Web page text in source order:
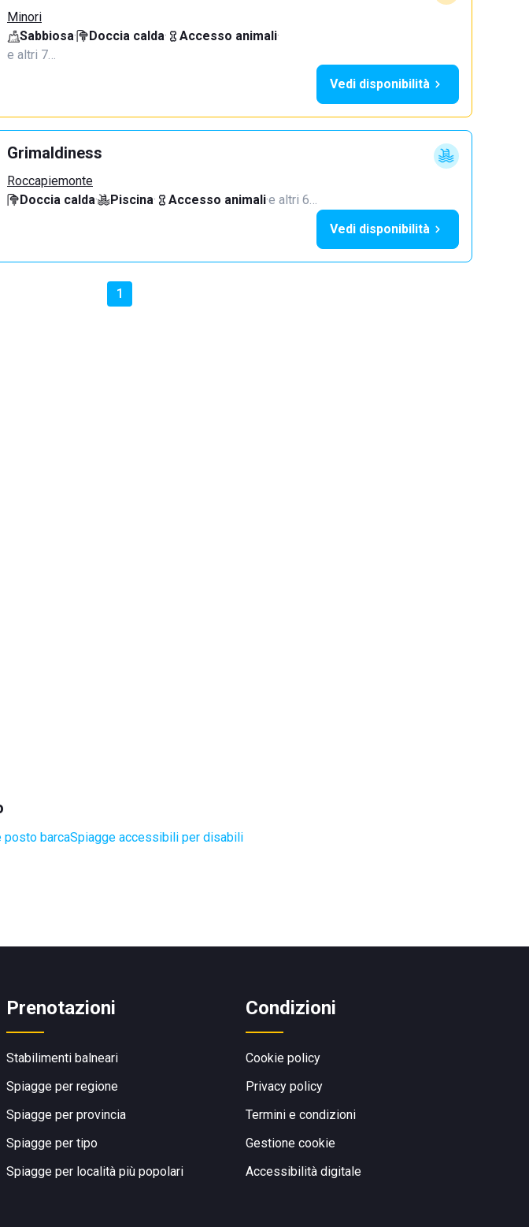
Minori
Sabbiosa· Doccia calda· Accesso animali·
e altri 7…
Vedi disponibilità
Grimaldiness
Roccapiemonte
Doccia calda· Piscina· Accesso animali·e altri 6…
Vedi disponibilità
1
posto barcaSpiagge accessibili per disabili
Prenotazioni
Stabilimenti balneari
Spiagge per regione
Spiagge per provincia
Spiagge per tipo
Spiagge per località più popolari
Condizioni
Cookie policy
Privacy policy
Termini e condizioni
Gestione cookie
Accessibilità digitale